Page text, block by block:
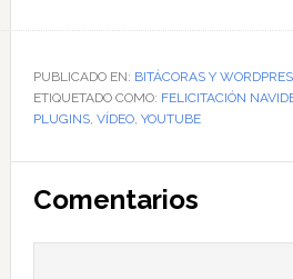
PUBLICADO EN: BITÁCORAS Y
ETIQUETADO COMO: FELICITACIÓN
PLUGINS, VÍDEO, YOUTUBE
Interacciones
con
Comentarios